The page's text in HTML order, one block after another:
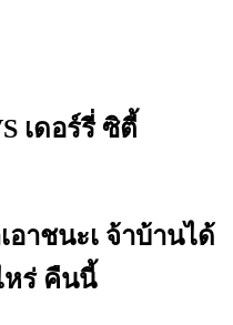
เดอร์รี่ ซิตี้
อาชนะเ จ้าบ้านได้
หร่ คืนนี้